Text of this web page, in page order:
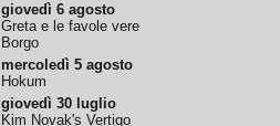
giovedì 6 agosto
Greta e le favole vere
Borgo
mercoledì 5 agosto
Hokum
giovedì 30 luglio
Kim Novak's Vertigo